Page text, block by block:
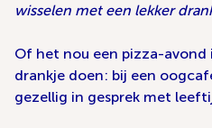
wisselen met een lekker
Of het nou een pizza-avond
drankje doen: bij een
gezellig in gesprek met